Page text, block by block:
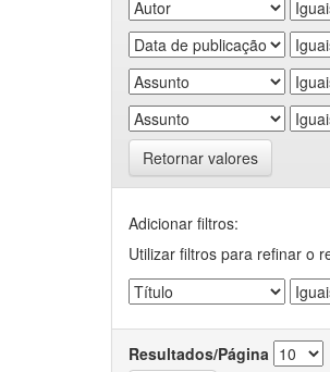
Retornar valores
Adicionar filtros:
Utilizar filtros para refinar o
Resultados/Página